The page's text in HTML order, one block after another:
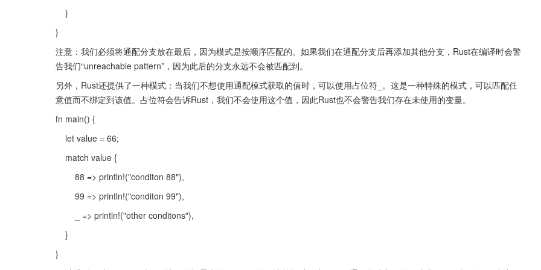
    }
}
注意：我们必须将通配分支放在最后，因为模式是按顺序匹配的。如果我们在通配分支后再添加其他分支，Rust在编译时会警
告我们“unreachable pattern”，因为此后的分支永远不会被匹配到。
另外，Rust还提供了一种模式：当我们不想使用通配模式获取的值时，可以使用占位符_。这是一种特殊的模式，可以匹配任
意值而不绑定到该值。占位符会告诉Rust，我们不会使用这个值，因此Rust也不会警告我们存在未使用的变量。
fn main() {
    let value = 66;
    match value {
        88 => println!("conditon 88"),
        99 => println!("conditon 99"),
        _ => println!("other conditons"),
    }
}